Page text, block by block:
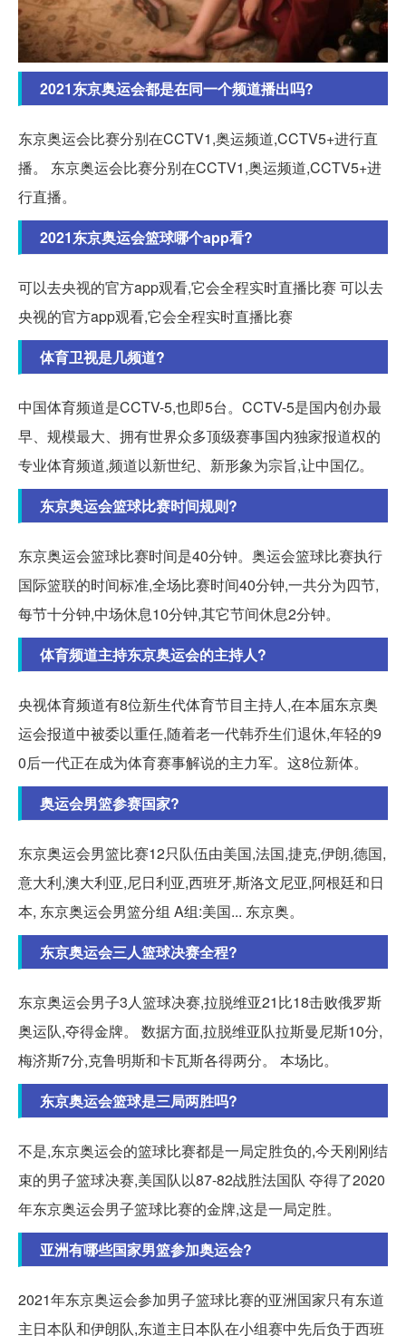
2021东京奥运会都是在同一个频道播出吗?
东京奥运会比赛分别在CCTV1,奥运频道,CCTV5+进行直
播。 东京奥运会比赛分别在CCTV1,奥运频道,CCTV5+进
行直播。
2021东京奥运会篮球哪个app看?
可以去央视的官方app观看,它会全程实时直播比赛 可以去
央视的官方app观看,它会全程实时直播比赛
体育卫视是几频道?
中国体育频道是CCTV-5,也即5台。CCTV-5是国内创办最
早、规模最大、拥有世界众多顶级赛事国内独家报道权的
专业体育频道,频道以新世纪、新形象为宗旨,让中国亿。
东京奥运会篮球比赛时间规则?
东京奥运会篮球比赛时间是40分钟。奥运会篮球比赛执行
国际篮联的时间标准,全场比赛时间40分钟,一共分为四节,
每节十分钟,中场休息10分钟,其它节间休息2分钟。
体育频道主持东京奥运会的主持人?
央视体育频道有8位新生代体育节目主持人,在本届东京奥
运会报道中被委以重任,随着老一代韩乔生们退休,年轻的9
0后一代正在成为体育赛事解说的主力军。这8位新体。
奥运会男篮参赛国家?
东京奥运会男篮比赛12只队伍由美国,法国,捷克,伊朗,德国,
意大利,澳大利亚,尼日利亚,西班牙,斯洛文尼亚,阿根廷和日
本, 东京奥运会男篮分组 A组:美国... 东京奥。
东京奥运会三人篮球决赛全程?
东京奥运会男子3人篮球决赛,拉脱维亚21比18击败俄罗斯
奥运队,夺得金牌。 数据方面,拉脱维亚队拉斯曼尼斯10分,
梅济斯7分,克鲁明斯和卡瓦斯各得两分。 本场比。
东京奥运会篮球是三局两胜吗?
不是,东京奥运会的篮球比赛都是一局定胜负的,今天刚刚结
束的男子篮球决赛,美国队以87-82战胜法国队 夺得了2020
年东京奥运会男子篮球比赛的金牌,这是一局定胜。
亚洲有哪些国家男篮参加奥运会?
2021年东京奥运会参加男子篮球比赛的亚洲国家只有东道
主日本队和伊朗队,东道主日本队在小组赛中先后负于西班